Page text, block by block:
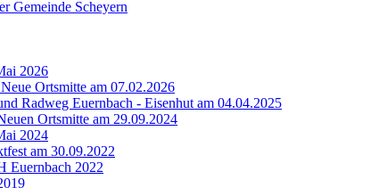
Gemeinde Scheyern
2026
Ortsmitte am 07.02.2026
Radweg Euernbach - Eisenhut am 04.04.2025
Ortsmitte am 29.09.2024
2024
am 30.09.2022
Euernbach 2022